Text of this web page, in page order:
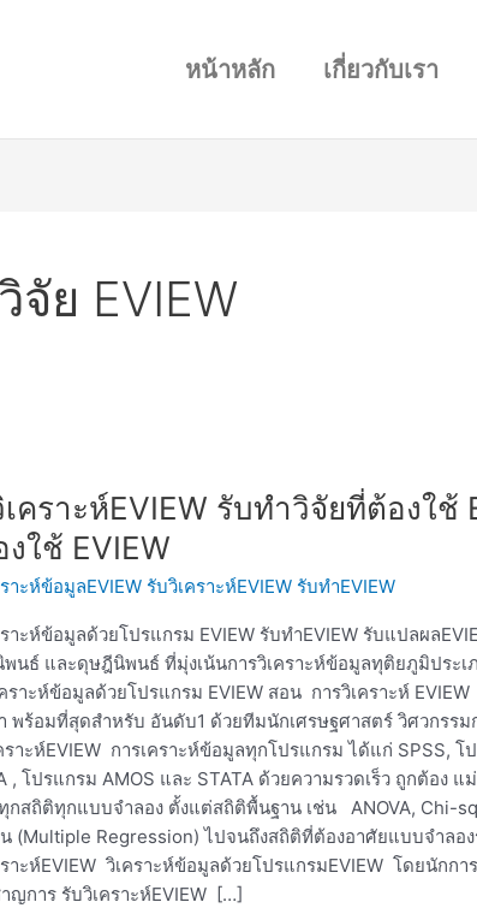
หน้าหลัก เกี่ยวกับเรา
จัย EVIEW
คราะห์EVIEW รับทำวิจัยที่ต้องใ
ใช้ EVIEW
าะห์ข้อมูลEVIEW รับวิเคราะห์EVIEW รับทำEVIEW
าะห์ข้อมูลด้วยโปรแกรม EVIEW รับทำEVIEW รับแปลผล
นธ์ และดุษฎีนิพนธ์ ที่มุ่งเน้นการวิเคราะห์ข้อมูลทุติยภูมิประเ
ราะห์ข้อมูลด้วยโปรแกรม EVIEW สอน การวิเคราะห์
พร้อมที่สุดสำหรับ อันดับ1 ด้วยทีมนักเศรษฐศาสตร์ วิศวกรรม
ราะห์EVIEW การเคราะห์ข้อมูลทุกโปรแกรม ได้แก่ SPSS, โ
, โปรแกรม AMOS และ STATA ด้วยความรวดเร็ว ถูกต้อง
กสถิติทุกแบบจำลอง ตั้งแต่สถิติพื้นฐาน เช่น ANOVA, Chi-
น (Multiple Regression) ไปจนถึงสถิติที่ต้องอาศัยแบบจำลอ
าะห์EVIEW วิเคราะห์ข้อมูลด้วยโปรแกรมEVIEW โดยนักก
ญการ รับวิเคราะห์EVIEW […]
ห์EVIEW
นธ์